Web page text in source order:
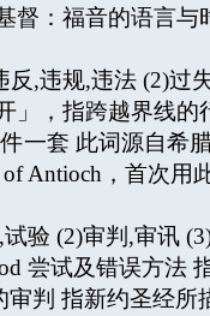
督：福音的语言与
反,违规,违法 (2)
开」，指跨越界线
一套 此词源自希
Antioch，首次用
验 (2)审判,审讯
尝试及错误方
判 指新约圣经所